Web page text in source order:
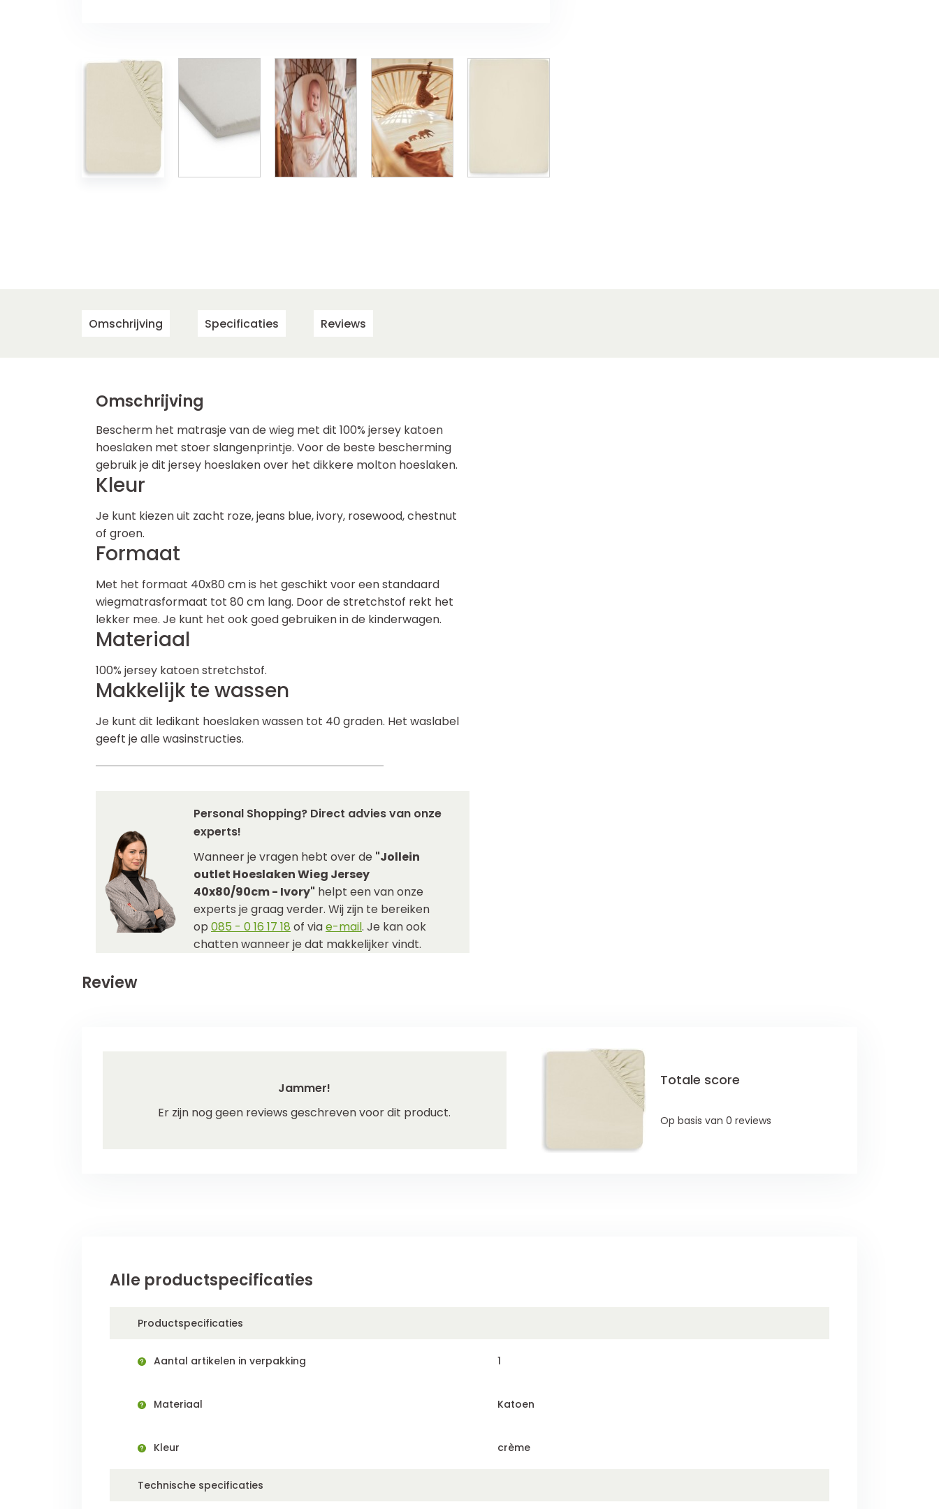
Omschrijving Specificaties Reviews
Omschrijving
Bescherm het matrasje van de wieg met dit 100% jersey katoen
hoeslaken met stoer slangenprintje. Voor de beste bescherming
gebruik je dit jersey hoeslaken over het dikkere molton hoeslaken.
Kleur
Je kunt kiezen uit zacht roze, jeans blue, ivory, rosewood, chestnut
of groen.
Formaat
Met het formaat 40x80 cm is het geschikt voor een standaard
wiegmatrasformaat tot 80 cm lang. Door de stretchstof rekt het
lekker mee. Je kunt het ook goed gebruiken in de kinderwagen.
Materiaal
100% jersey katoen stretchstof.
Makkelijk te wassen
Je kunt dit ledikant hoeslaken wassen tot 40 graden. Het waslabel
geeft je alle wasinstructies.
Personal Shopping? Direct advies van onze
experts!
Wanneer je vragen hebt over de "Jollein
outlet Hoeslaken Wieg Jersey
40x80/90cm - Ivory" helpt een van onze
experts je graag verder. Wij zijn te bereiken
op 085 - 0 16 17 18 of viae-mail. Je kan ook
chatten wanneer je dat makkelijker vindt.
Review
Jammer!
Er zijn nog geen reviews geschreven voor dit product.
Totale score
Op basis van 0 reviews
Alle productspecificaties
Productspecificaties
Aantal artikelen in verpakking 1
Materiaal Katoen
Kleur crème
Technische specificaties